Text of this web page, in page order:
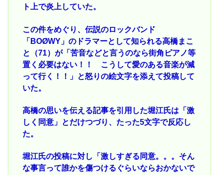
ト上で炎上していた。
この件をめぐり、伝説のロックバンド
「BOØWY」のドラマーとして知られる高橋まこ
と（71）が「苦音などと言うのなら街角ピアノ等
置く必要はない！！ こうして愛のある音楽が減
って行く！！」と怒りの絵文字を添えて投稿して
いた。
高橋の思いを伝える記事を引用した堀江氏は「激
しく同意」とだけつづり、たった5文字で反応し
た。
堀江氏の投稿に対し「激しすぎる同意。。。そん
な事言って誰かを傷つけるぐらいならおかないで